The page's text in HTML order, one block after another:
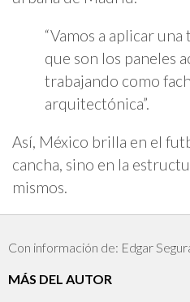
“Vamos a aplicar
que son los paneles
trabajando como
arquitectónica”.
Así, México brilla en el
cancha, sino en la
mismos.
Con información de: Edgar
MÁS DEL AUTOR